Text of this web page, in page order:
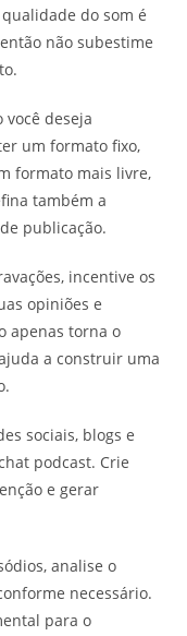
do som é
não subestime
você deseja
um formato fixo,
formato mais livre,
também a
publicação.
incentive os
opiniões e
apenas torna o
a construir uma
sociais, blogs e
podcast. Crie
e gerar
analise o
necessário.
para o